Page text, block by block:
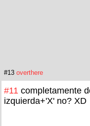
#13 overthere
#11 completamente
izquierda+'X' no? XD